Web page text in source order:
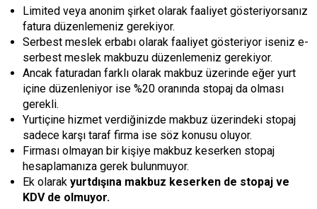
Limited veya anonim şirket olarak faaliyet gösteriyorsanız
fatura düzenlemeniz gerekiyor.
Serbest meslek erbabı olarak faaliyet gösteriyor iseniz e-
serbest meslek makbuzu düzenlemeniz gerekiyor.
Ancak faturadan farklı olarak makbuz üzerinde eğer yurt
içine düzenleniyor ise %20 oranında stopaj da olması
gerekli.
Yurtiçine hizmet verdiğinizde makbuz üzerindeki stopaj
sadece karşı taraf firma ise söz konusu oluyor.
Firması olmayan bir kişiye makbuz keserken stopaj
hesaplamanıza gerek bulunmuyor.
Ek olarak yurtdışına makbuz keserken de stopaj ve
KDV de olmuyor.